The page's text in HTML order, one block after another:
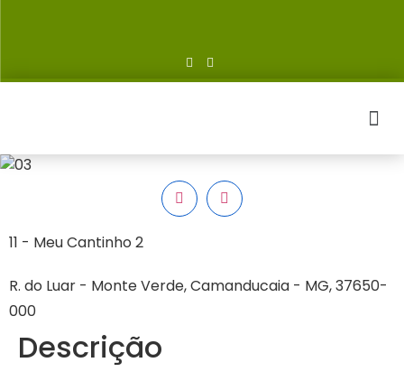
11 - Meu Cantinho 2
R. do Luar - Monte Verde, Camanducaia - MG, 37650-
000
Descrição